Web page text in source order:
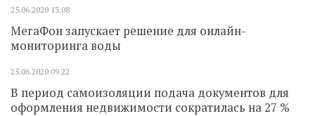
25.06.2020 13.08
МегаФон запускает решение для онлайн-
мониторинга воды
25.06.2020 09.22
В период самоизоляции подача документов для
оформления недвижимости сократилась на 27 %